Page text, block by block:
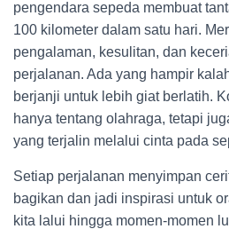
pengendara sepeda membuat
100 kilometer dalam satu hari.
pengalaman, kesulitan, dan
perjalanan. Ada yang hampir
berjanji untuk lebih giat berlatih.
hanya tentang olahraga, tetapi
yang terjalin melalui cinta pada
Setiap perjalanan menyimpan
bagikan dan jadi inspirasi untuk
kita lalui hingga momen-momen